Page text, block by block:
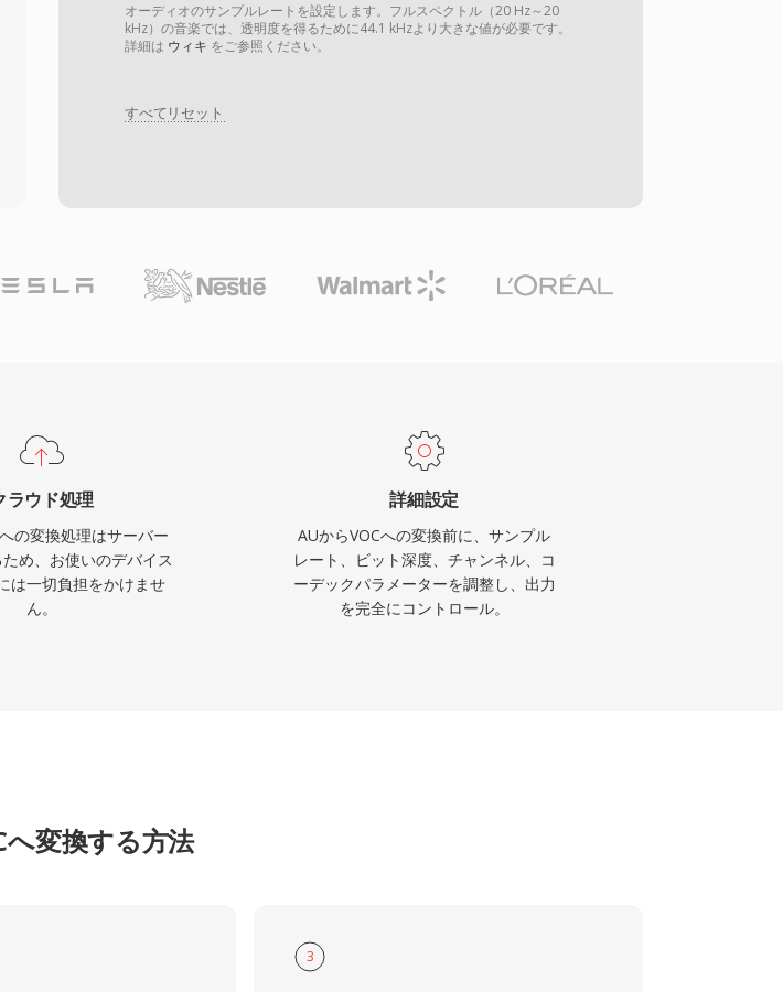
オーディオのサンプルレートを設定します。フルスペクトル（20 Hz～20
kHz）の音楽では、透明度を得るために44.1 kHzより大きな値が必要です。
詳細は ウィキ をご参照ください。
すべてリセット
ラウド処理
の変換処理はサーバー
め、お使いのデバイス
は一切負担をかけませ
ん。
詳細設定
AUからVOCへの変換前に、サンプル
レート、ビット深度、チャンネル、コ
ーデックパラメーターを調整し、出力
を完全にコントロール。
へ変換する方法
3